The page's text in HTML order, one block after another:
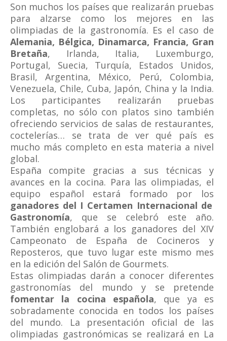
Son muchos los países que realizarán pruebas
para alzarse como los mejores en las
olimpiadas de la gastronomía. Es el caso de
Alemania, Bélgica, Dinamarca, Francia, Gran
Bretaña, Irlanda, Italia, Luxemburgo,
Portugal, Suecia, Turquía, Estados Unidos,
Brasil, Argentina, México, Perú, Colombia,
Venezuela, Chile, Cuba, Japón, China y la India.
Los participantes realizarán pruebas
completas, no sólo con platos sino también
ofreciendo servicios de salas de restaurantes,
coctelerías… se trata de ver qué país es
mucho más completo en esta materia a nivel
global.
España compite gracias a sus técnicas y
avances en la cocina. Para las olimpiadas, el
equipo español estará formado por los
ganadores del I Certamen Internacional de
Gastronomía, que se celebró este año.
También englobará a los ganadores del XIV
Campeonato de España de Cocineros y
Reposteros, que tuvo lugar este mismo mes
en la edición del Salón de Gourmets.
Estas olimpiadas darán a conocer diferentes
gastronomías del mundo y se pretende
fomentar la cocina española, que ya es
sobradamente conocida en todos los países
del mundo. La presentación oficial de las
olimpiadas gastronómicas se realizará en La